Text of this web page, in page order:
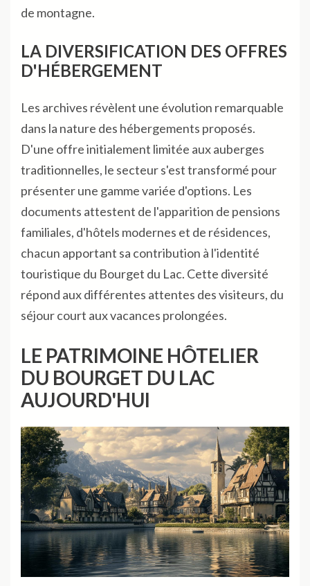
de montagne.
LA DIVERSIFICATION DES OFFRES
D'HÉBERGEMENT
Les archives révèlent une évolution remarquable
dans la nature des hébergements proposés.
D'une offre initialement limitée aux auberges
traditionnelles, le secteur s'est transformé pour
présenter une gamme variée d'options. Les
documents attestent de l'apparition de pensions
familiales, d'hôtels modernes et de résidences,
chacun apportant sa contribution à l'identité
touristique du Bourget du Lac. Cette diversité
répond aux différentes attentes des visiteurs, du
séjour court aux vacances prolongées.
LE PATRIMOINE HÔTELIER
DU BOURGET DU LAC
AUJOURD'HUI